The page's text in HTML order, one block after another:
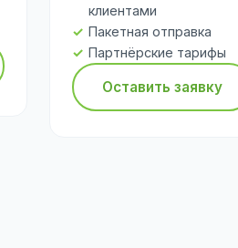
клиентами
Пакетная отправка
Партнёрские тарифы
Оставить заявку